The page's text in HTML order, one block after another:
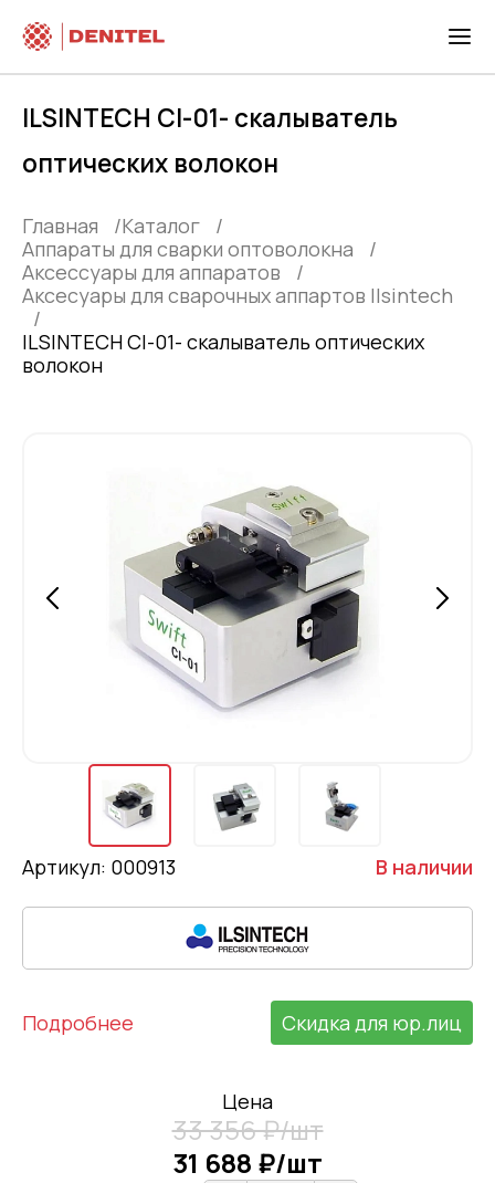
ILSINTECH CI-01- скалыватель
оптических волокон
Главная
Каталог
Аппараты для сварки оптоволокна
Аксессуары для аппаратов
Аксесуары для сварочных аппартов Ilsintech
ILSINTECH CI-01- скалыватель оптических
волокон
Артикул: 000913 В наличии
Подробнее Скидка для юр.лиц
Цена
33 356 ₽/шт
31 688 ₽/шт